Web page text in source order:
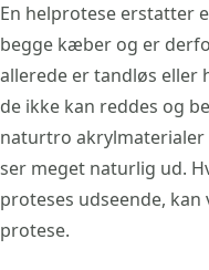
En helprotese erstatter
begge kæber og er
allerede er tandløs eller
de ikke kan reddes og
naturtro akrylmaterialer
ser meget naturlig ud.
proteses udseende,
protese.